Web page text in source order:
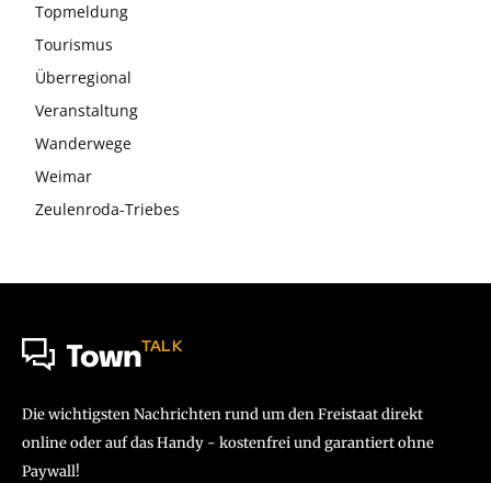
Topmeldung
Tourismus
Überregional
Veranstaltung
Wanderwege
Weimar
Zeulenroda-Triebes
TownTALK
Die wichtigsten Nachrichten rund um den Freistaat direkt
online oder auf das Handy - kostenfrei und garantiert ohne
Paywall!